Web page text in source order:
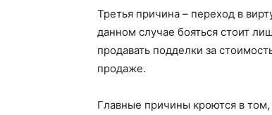
Третья причина – переход в
данном случае бояться стоит
продавать подделки за
продаже.
Главные причины кроются в